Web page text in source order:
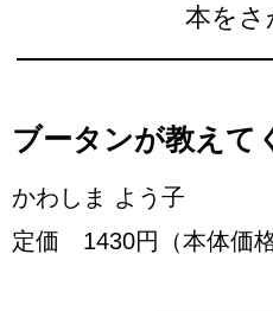
本をさ
ブータンが教えて
かわしま よう子
定価 1430円（本体価格